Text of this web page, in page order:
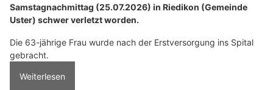
Samstagnachmittag (25.07.2026) in Riedikon (Gemeinde
Uster) schwer verletzt worden.
Die 63-jährige Frau wurde nach der Erstversorgung ins Spital
gebracht.
Weiterlesen